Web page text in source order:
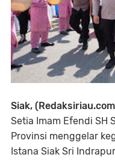
Siak,
Setia Imam Efendi SH
Provinsi menggelar
Istana Siak Sri